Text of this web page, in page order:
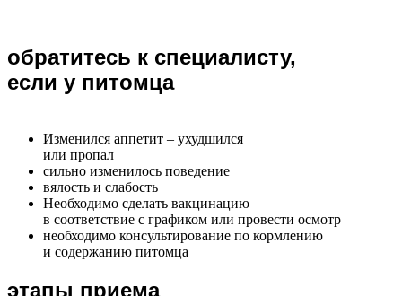
обратитесь к специалисту,
если у питомца
Изменился аппетит – ухудшился
или пропал
сильно изменилось поведение
вялость и слабость
Необходимо сделать вакцинацию
в соответствие с графиком или провести осмотр
необходимо консультирование по кормлению
и содержанию питомца
этапы приема